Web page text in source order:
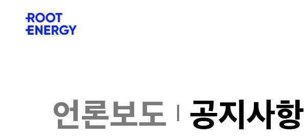
언론보도 공지사항